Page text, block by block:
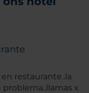
restaurante..la
x